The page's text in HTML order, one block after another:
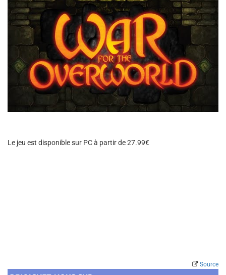
Le jeu est disponible sur PC à partir de 27.99€
Source